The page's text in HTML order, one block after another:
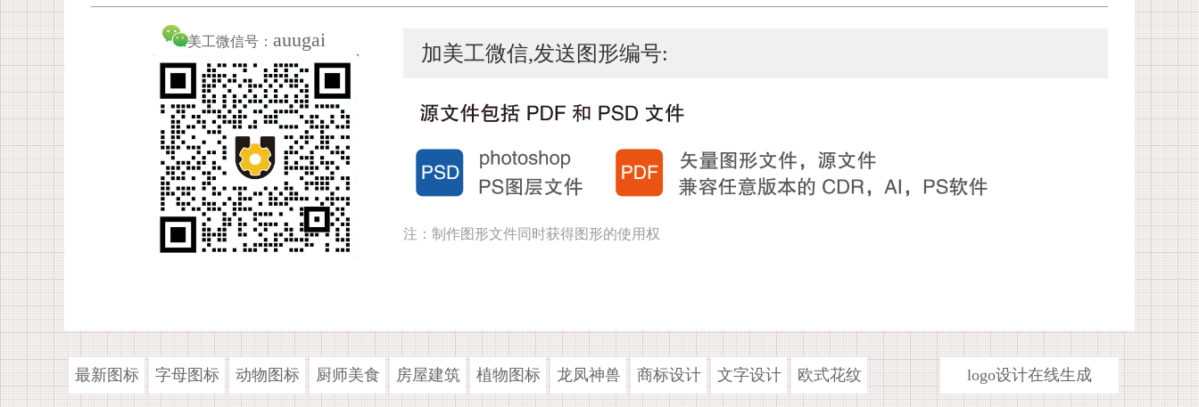
美工微信号： auugai
加美工微信,发送图形编号:
注：制作图形文件同时获得图形的使用权
最新图标 字母图标 动物图标 厨师美食 房屋建筑 植物图标 龙凤神兽 商标设计 文字设计 欧式花纹 logo设计在线生成